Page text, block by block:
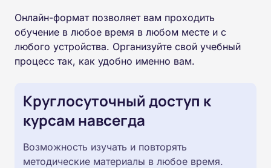
Онлайн-формат позволяет вам проходить
обучение в любое время в любом месте и с
любого устройства. Организуйте свой учебный
процесс так, как удобно именно вам.
Круглосуточный доступ к
курсам навсегда
Возможность изучать и повторять
методические материалы в любое время.